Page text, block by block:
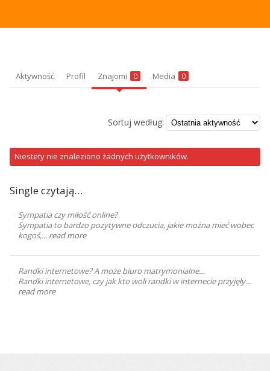
Aktywność Profil Znajomi 0 Media 0
Sortuj według:
Znajomi
Niestety nie znaleziono żadnych użytkowników.
Single czytają…
Sympatia czy miłość online?
Sympatia to bardzo pozytywne odczucia, jakie można mieć wobec
kogoś,... read more
Randki internetowe? A może biuro matrymonialne…
Randki internetowe, czy jak kto woli randki w internecie przyjęły...
read more